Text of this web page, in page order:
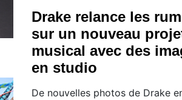
Drake relance les
sur un nouveau
musical avec des
en studio
De nouvelles photos de Drake